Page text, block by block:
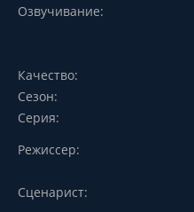
Озвучивание:
Качество:
Сезон:
Серия:
Режиссер:
Сценарист: